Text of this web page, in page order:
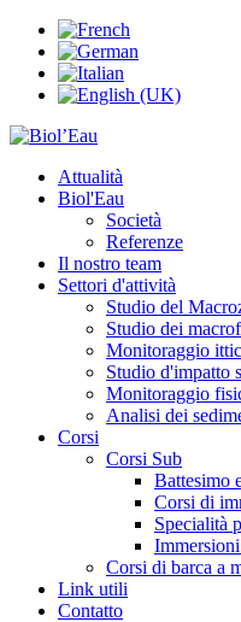
Attualità
Biol'Eau
Società
Referenze
Il nostro team
Settori d'attività
Studio del
Studio dei
Monitoraggio
Studio d'impatto
Monitoraggio
Analisi dei
Corsi
Corsi Sub
Battesimo
Corsi di
Specialità
Corsi di barca a
Link utili
Contatto